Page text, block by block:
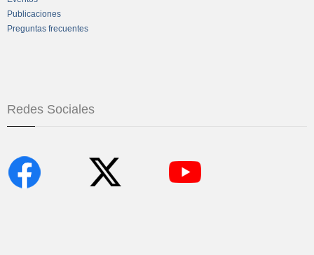
Publicaciones
Preguntas frecuentes
Redes Sociales